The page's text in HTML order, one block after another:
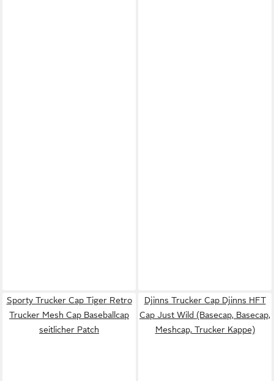
Sporty Trucker Cap Tiger Retro
Trucker Mesh Cap Baseballcap
seitlicher Patch
Djinns Trucker Cap Djinns HFT
Cap Just Wild (Basecap, Basecap,
Meshcap, Trucker Kappe)